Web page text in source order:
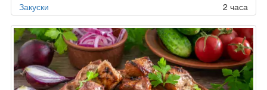
Закуски 2 часа